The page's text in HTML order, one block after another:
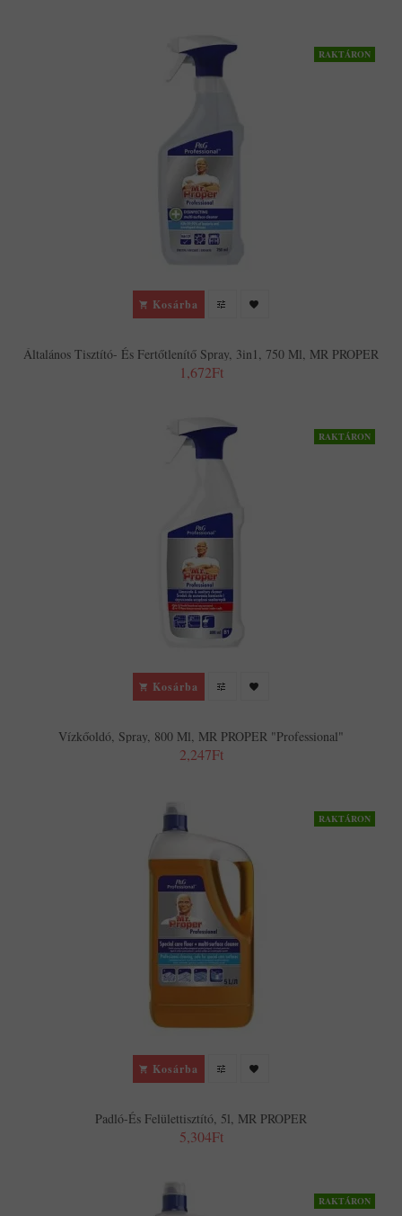
RAKTÁRON
Kosárba
Általános Tisztító- És Fertőtlenítő Spray, 3in1, 750 Ml, MR PROPER
1,672Ft
RAKTÁRON
Kosárba
Vízkőoldó, Spray, 800 Ml, MR PROPER "Professional"
2,247Ft
RAKTÁRON
Kosárba
Padló-És Felülettisztító, 5l, MR PROPER
5,304Ft
RAKTÁRON